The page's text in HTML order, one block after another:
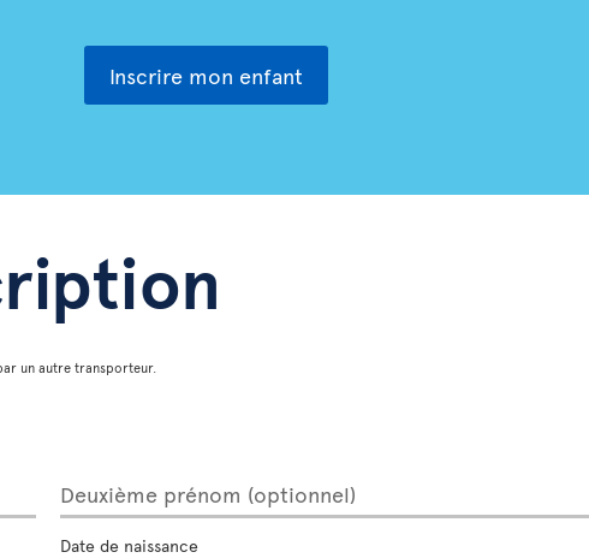
Inscrire mon enfant
un autre transporteur.
Deuxième prénom (optionnel)
Date de naissance